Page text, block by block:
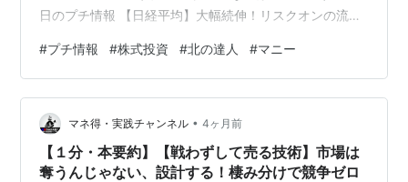
日のプチ情報 【日経平均】大幅続伸！リスクオンの流れ
①（北の達人／2026年2月期 本決算） 決算の振り返り
②（マニー／2026年8月期2Q決算） 本日のプチ情報
【日経平均】大幅続伸！リスクオンの流れで買い優勢 今
日は日経平均株価が大幅に上昇しました！ 57,877円で、
昨日より1,374円高です。 jp.reuters.com 🌱…
#プチ情報 #株式投資 #北の達人 #マニー
マネ得・実践チャンネル • 4ヶ月前
【１分・本要約】【戦わずして売る技術】市場は
奪うんじゃない、設計する！棲み分けで競争ゼロ